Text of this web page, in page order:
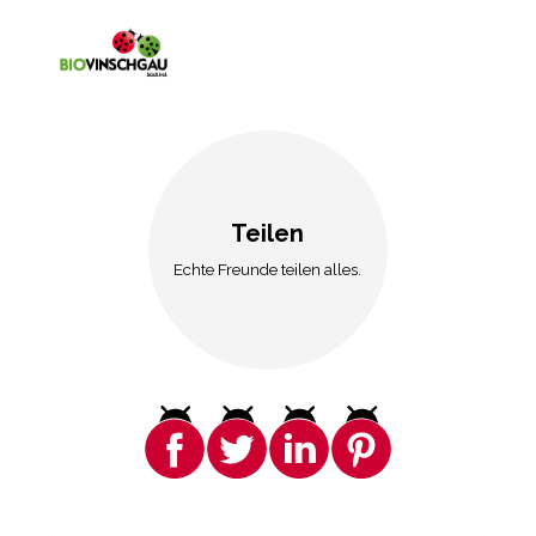
Teilen
Echte Freunde teilen alles.